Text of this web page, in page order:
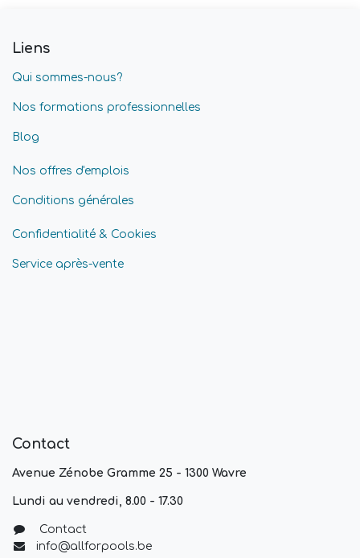
Liens
Qui sommes-nous?
Nos formations professionnelles
Blog
Nos offres d'emplois
Conditions générales
Confidentialité & Cookies
Service après-vente
Contact
Avenue Zénobe Gramme 25 - 1300 Wavre
Lundi au vendredi, 8.00 - 17.30
Contact
info@allforpools.be